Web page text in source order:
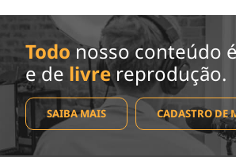
Todo nosso conteúdo
e de livrereprodução.
SAIBA MAIS CADASTRO DE